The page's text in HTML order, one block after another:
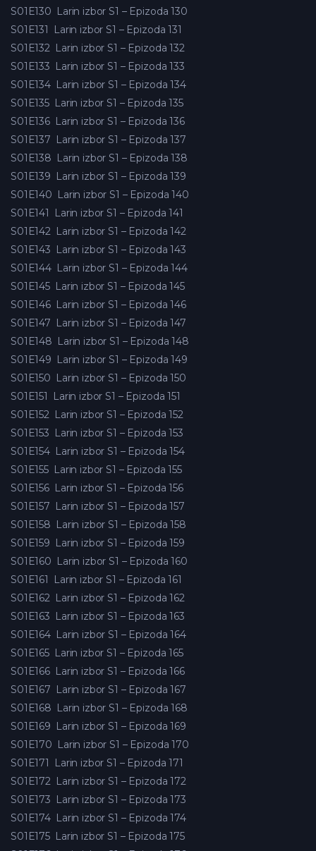
S01E130 Larin izbor S1 – Epizoda 130
S01E131
Larin izbor S1 – Epizoda 131
S01E132 Larin izbor S1 – Epizoda 132
S01E133 Larin izbor S1 – Epizoda 133
S01E134 Larin izbor S1 – Epizoda 134
S01E135 Larin izbor S1 – Epizoda 135
S01E136 Larin izbor S1 – Epizoda 136
S01E137 Larin izbor S1 – Epizoda 137
S01E138 Larin izbor S1 – Epizoda 138
S01E139 Larin izbor S1 – Epizoda 139
S01E140 Larin izbor S1 – Epizoda 140
S01E141
Larin izbor S1 – Epizoda 141
S01E142 Larin izbor S1 – Epizoda 142
S01E143 Larin izbor S1 – Epizoda 143
S01E144 Larin izbor S1 – Epizoda 144
S01E145 Larin izbor S1 – Epizoda 145
S01E146 Larin izbor S1 – Epizoda 146
S01E147 Larin izbor S1 – Epizoda 147
S01E148 Larin izbor S1 – Epizoda 148
S01E149 Larin izbor S1 – Epizoda 149
S01E150 Larin izbor S1 – Epizoda 150
S01E151
Larin izbor S1 – Epizoda 151
S01E152 Larin izbor S1 – Epizoda 152
S01E153 Larin izbor S1 – Epizoda 153
S01E154 Larin izbor S1 – Epizoda 154
S01E155 Larin izbor S1 – Epizoda 155
S01E156 Larin izbor S1 – Epizoda 156
S01E157 Larin izbor S1 – Epizoda 157
S01E158 Larin izbor S1 – Epizoda 158
S01E159 Larin izbor S1 – Epizoda 159
S01E160 Larin izbor S1 – Epizoda 160
S01E161
Larin izbor S1 – Epizoda 161
S01E162 Larin izbor S1 – Epizoda 162
S01E163 Larin izbor S1 – Epizoda 163
S01E164 Larin izbor S1 – Epizoda 164
S01E165 Larin izbor S1 – Epizoda 165
S01E166 Larin izbor S1 – Epizoda 166
S01E167 Larin izbor S1 – Epizoda 167
S01E168 Larin izbor S1 – Epizoda 168
S01E169 Larin izbor S1 – Epizoda 169
S01E170 Larin izbor S1 – Epizoda 170
S01E171
Larin izbor S1 – Epizoda 171
S01E172 Larin izbor S1 – Epizoda 172
S01E173 Larin izbor S1 – Epizoda 173
S01E174 Larin izbor S1 – Epizoda 174
S01E175 Larin izbor S1 – Epizoda 175